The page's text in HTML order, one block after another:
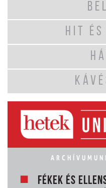
HIT ÉS
FÉKEK ÉS